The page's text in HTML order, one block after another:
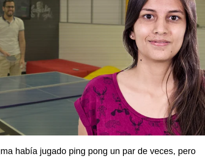
había jugado ping pong un par de veces, pero